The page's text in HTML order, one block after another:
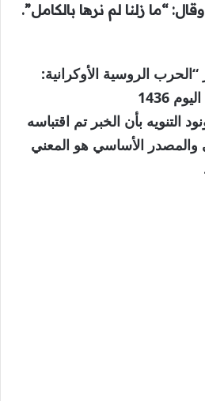
“ما زلنا لم نرها بالكامل”.
الروسية الأوكرانية:
1436
اشراق العالم 24 ونود التنويه بأن الخبر تم اقتباسه
الأساسي هو المعني